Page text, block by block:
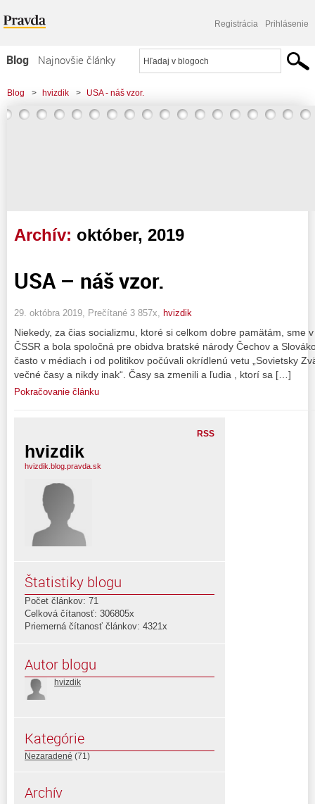
Registrácia Prihlásenie
Blog
Najnovšie články
Najčítanejšie články
Najkomentovanejšie články
Blog > hvizdik > USA - náš vzor.
Archív: október, 2019
USA – náš vzor.
29. októbra 2019, Prečítané 3 857x, hvizdik
Niekedy, za čias socializmu, ktoré si celkom dobre pamätám, sme
ČSSR a bola spoločná pre obidva bratské národy Čechov a
často v médiach i od politikov počúvali okrídlenú vetu „Sovietsky
večné časy a nikdy inak“. Časy sa zmenili a ľudia , ktorí sa […]
Pokračovanie článku
RSS
hvizdik
hvizdik.blog.pravda.sk
Štatistiky blogu
Počet článkov: 71
Celková čítanosť: 306805x
Priemerná čítanosť článkov: 4321x
Autor blogu
hvizdik
Kategórie
Nezaradené (71)
Archív